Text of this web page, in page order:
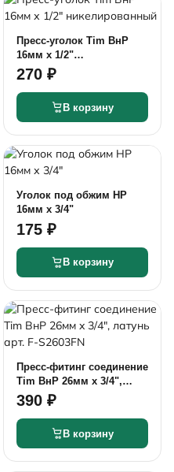
Пресс-уголок Tim ВнР
16мм х 1/2"
никелированный
270 ₽
В корзину
Уголок под обжим НР
16мм х 3/4"
175 ₽
В корзину
Пресс-фитинг соединение
Tim ВнР 26мм x 3/4",
латунь арт. F-S2603FN
390 ₽
В корзину